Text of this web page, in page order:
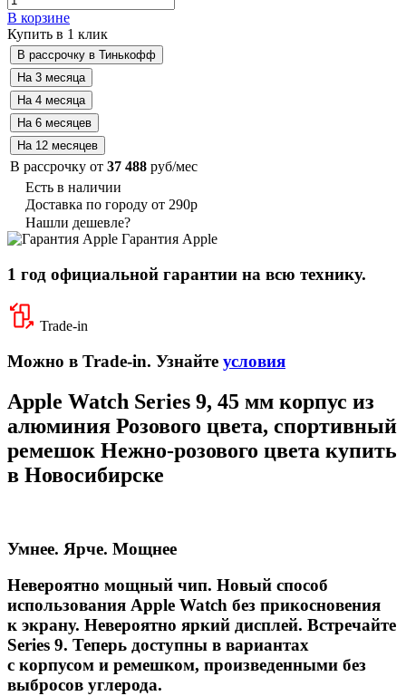
В корзине
Купить в 1 клик
В рассрочку от 37 488 руб/мес
Есть в наличии
Доставка по городу от 290р
Нашли дешевле?
Гарантия Apple
1 год официальной гарантии на всю технику.
Trade-in
Можно в Trade-in. Узнайте условия
Apple Watch Series 9, 45 мм корпус из
алюминия Розового цвета, спортивный
ремешок Нежно-розового цвета купить
в Новосибирске
Умнее. Ярче. Мощнее
Невероятно мощный чип. Новый способ
использования Apple Watch без прикосновения
к экрану. Невероятно яркий дисплей. Встречайте
Series 9. Теперь доступны в вариантах
с корпусом и ремешком, произведенными без
выбросов углерода.